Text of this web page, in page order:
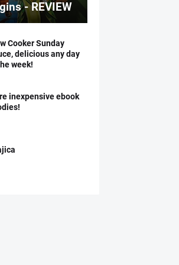
- REVIEW
Cooker Sunday
delicious any day
week!
inexpensive ebook